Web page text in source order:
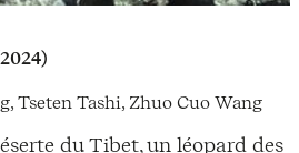
Tseten Tashi, Zhuo Cuo Wang
du Tibet, un léopard des